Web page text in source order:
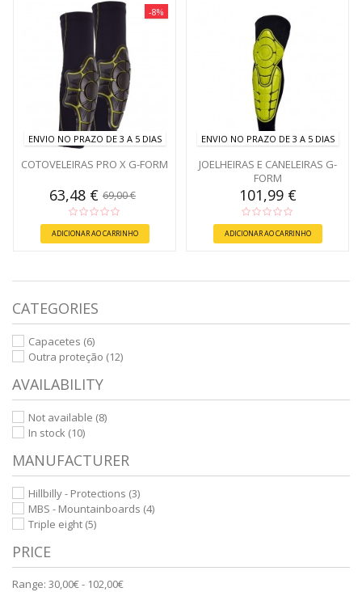
-8%
ENVIO NO PRAZO DE 3 A 5 DIAS
COTOVELEIRAS PRO X G-FORM
63,48 € 69,00 €
ADICIONAR AO CARRINHO
ENVIO NO PRAZO DE 3 A 5 DIAS
JOELHEIRAS E CANELEIRAS G-
FORM
101,99 €
ADICIONAR AO CARRINHO
CATEGORIES
Capacetes (6)
Outra proteção (12)
AVAILABILITY
Not available (8)
In stock (10)
MANUFACTURER
Hillbilly - Protections (3)
MBS - Mountainboards (4)
Triple eight (5)
PRICE
Range: 30,00€ - 102,00€